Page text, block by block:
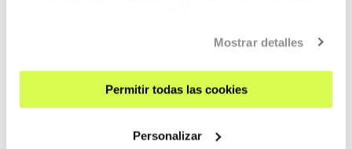
Mostrar detalles
Permitir todas las cookies
Personalizar
Immaterial 2025 - Prolapso de internet.
Chronically online por siempre y para
siempre. Podcast en directo de Soy Una